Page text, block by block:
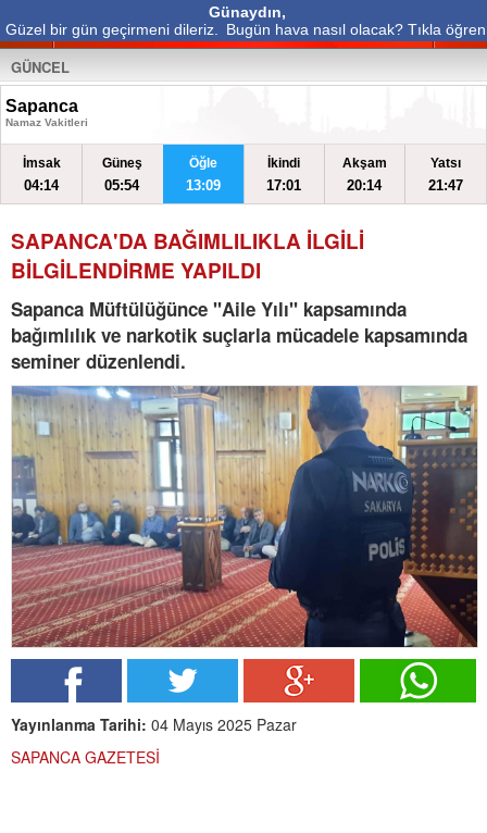
Günaydın,
Güzel bir gün geçirmeni dileriz.
Bugün hava nasıl olacak? Tıkla öğren
GÜNCEL
Sapanca
Namaz Vakitleri
İmsak
04:14
Güneş
05:54
Öğle
13:09
İkindi
17:01
Akşam
20:14
Yatsı
21:47
SAPANCA'DA BAĞIMLILIKLA İLGİLİ
BİLGİLENDİRME YAPILDI
Sapanca Müftülüğünce "Aile Yılı" kapsamında
bağımlılık ve narkotik suçlarla mücadele kapsamında
seminer düzenlendi.
Yayınlanma Tarihi: 04 Mayıs 2025 Pazar
SAPANCA GAZETESİ